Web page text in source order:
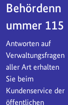
Behördenn
ummer 115
Antworten auf
Verwaltungsfragen
aller Art erhalten
Sie beim
Kundenservice der
öffentlichen